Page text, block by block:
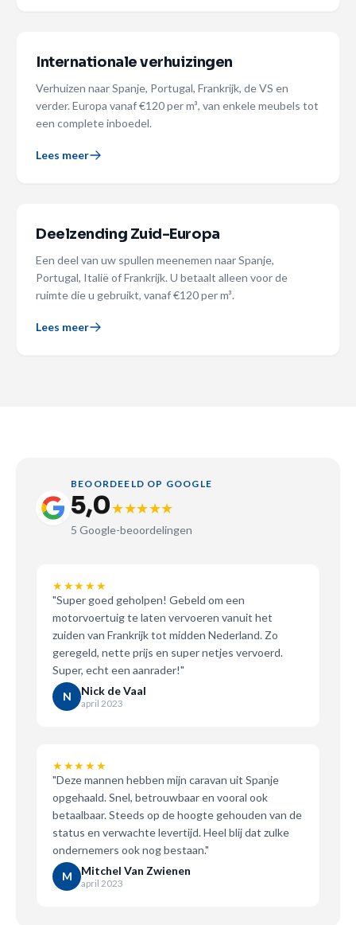
Internationale verhuizingen
Verhuizen naar Spanje, Portugal, Frankrijk, de VS en
verder. Europa vanaf €120 per m³, van enkele meubels tot
een complete inboedel.
Lees meer
Deelzending Zuid-Europa
Een deel van uw spullen meenemen naar Spanje,
Portugal, Italië of Frankrijk. U betaalt alleen voor de
ruimte die u gebruikt, vanaf €120 per m³.
Lees meer
BEOORDEELD OP GOOGLE
5,0★★★★★
5 Google-beoordelingen
★★★★★
5 van de 5 sterren
"Super goed geholpen! Gebeld om een
motorvoertuig te laten vervoeren vanuit het
zuiden van Frankrijk tot midden Nederland. Zo
geregeld, nette prijs en super netjes vervoerd.
Super, echt een aanrader!"
N
Nick de Vaal
april 2023
★★★★★
5 van de 5 sterren
"Deze mannen hebben mijn caravan uit Spanje
opgehaald. Snel, betrouwbaar en vooral ook
betaalbaar. Steeds op de hoogte gehouden van de
status en verwachte levertijd. Heel blij dat zulke
ondernemers ook nog bestaan."
M
Mitchel Van Zwienen
april 2023